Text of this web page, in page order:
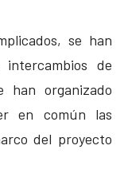
se han
de
han organizado
en común las
del proyecto